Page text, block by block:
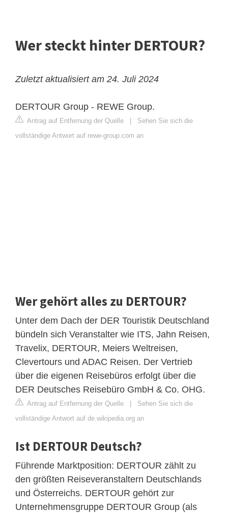
Wer steckt hinter DERTOUR?
Zuletzt aktualisiert am 24. Juli 2024
DERTOUR Group - REWE Group.
Antrag auf Entfernung der Quelle
Sehen Sie sich die
vollständige Antwort auf rewe-group.com an
Wer gehört alles zu DERTOUR?
Unter dem Dach der DER Touristik Deutschland
bündeln sich Veranstalter wie ITS, Jahn Reisen,
Travelix, DERTOUR, Meiers Weltreisen,
Clevertours und ADAC Reisen. Der Vertrieb
über die eigenen Reisebüros erfolgt über die
DER Deutsches Reisebüro GmbH & Co. OHG.
Antrag auf Entfernung der Quelle
Sehen Sie sich die
vollständige Antwort auf de.wikipedia.org an
Ist DERTOUR Deutsch?
Führende Marktposition: DERTOUR zählt zu
den größten Reiseveranstaltern Deutschlands
und Österreichs. DERTOUR gehört zur
Unternehmensgruppe DERTOUR Group (als